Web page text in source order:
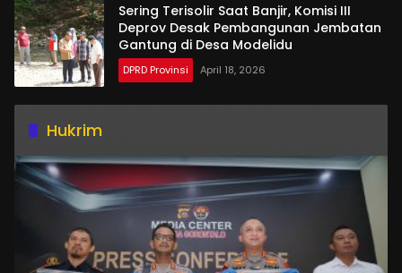
Sering Terisolir Saat Banjir, Komisi III
Deprov Desak Pembangunan Jembatan
Gantung di Desa Modelidu
DPRD Provinsi April 18, 2026
Hukrim